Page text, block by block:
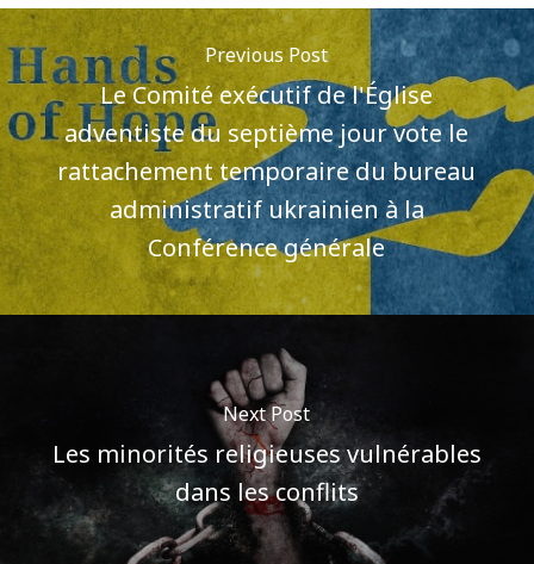
Previous Post
Le Comité exécutif de l'Église
adventiste du septième jour vote le
rattachement temporaire du bureau
administratif ukrainien à la
Conférence générale
Next Post
Les minorités religieuses vulnérables
dans les conflits